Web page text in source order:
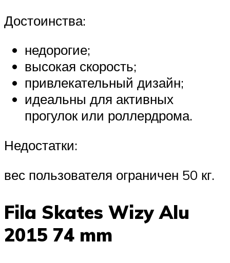
Достоинства:
недорогие;
высокая скорость;
привлекательный дизайн;
идеальны для активных
прогулок или роллердрома.
Недостатки:
вес пользователя ограничен 50 кг.
Fila Skates Wizy Alu
2015 74 mm